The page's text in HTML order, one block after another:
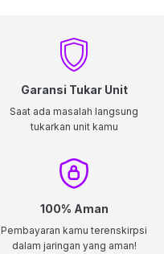
Garansi Tukar Unit
Saat ada masalah langsung
tukarkan unit kamu
100% Aman
Pembayaran kamu terenskirpsi
dalam jaringan yang aman!